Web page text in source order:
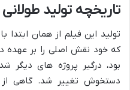
تاریخچه تولید
تولید این فیلم از همان ابتدا
که خود نقش اصلی را بر عهده
بود، درگیر پروژه های دیگر
دستخوش تغییر شد. گاهی